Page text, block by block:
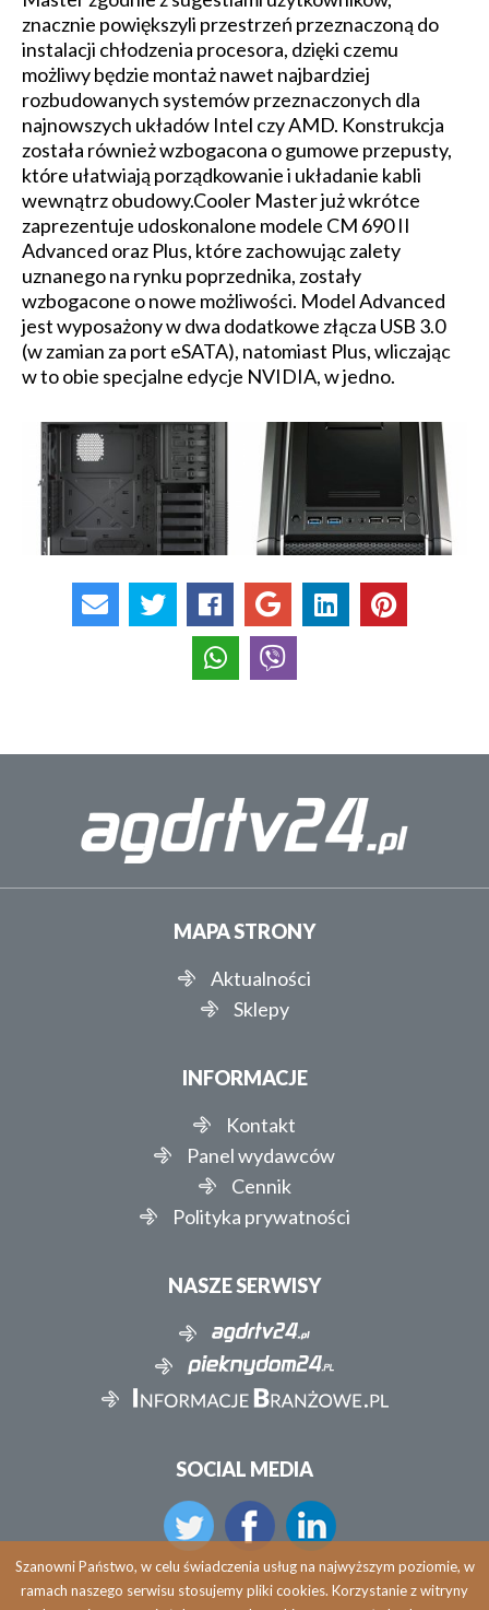
znacznie powiększyli przestrzeń przeznaczoną do
instalacji chłodzenia procesora, dzięki czemu
możliwy będzie montaż nawet najbardziej
rozbudowanych systemów przeznaczonych dla
najnowszych układów Intel czy AMD. Konstrukcja
została również wzbogacona o gumowe przepusty,
które ułatwiają porządkowanie i układanie kabli
wewnątrz obudowy.Cooler Master już wkrótce
zaprezentuje udoskonalone modele CM 690 II
Advanced oraz Plus, które zachowując zalety
uznanego na rynku poprzednika, zostały
wzbogacone o nowe możliwości. Model Advanced
jest wyposażony w dwa dodatkowe złącza USB 3.0
(w zamian za port eSATA), natomiast Plus, wliczając
w to obie specjalne edycje NVIDIA, w jedno.
MAPA STRONY
Aktualności
Sklepy
INFORMACJE
Kontakt
Panel wydawców
Cennik
Polityka prywatności
NASZE SERWISY
SOCIAL MEDIA
Szanowni Państwo, w celu świadczenia usług na najwyższym poziomie, w
ramach naszego serwisu stosujemy pliki cookies. Korzystanie z witryny